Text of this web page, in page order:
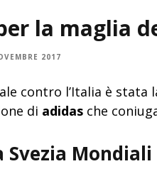
la maglia
2017
contro l’Italia è stata
di adidas che
Mondiali